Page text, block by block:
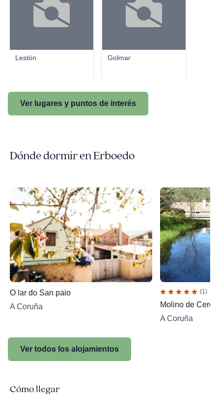
Lestón Golmar
Ver lugares y puntos de interés
Dónde dormir en Erboedo
O lar do San paio
A Coruña
(1)
Molino de
A Coruña
Ver todos los alojamientos
Cómo llegar